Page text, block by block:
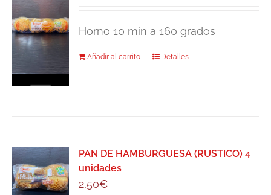
Horno 10 min a 160 grados
Añadir al carrito Detalles
PAN DE HAMBURGUESA (RUSTICO) 4
unidades
2,50€